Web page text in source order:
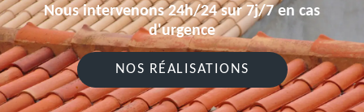
Nous intervenons 24h/24 sur 7j/7 en cas
d'urgence
NOS RÉALISATIONS